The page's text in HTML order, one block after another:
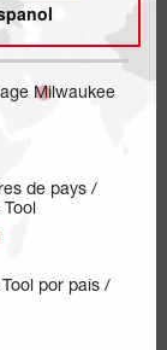
Milwaukee
de pays /
por país /